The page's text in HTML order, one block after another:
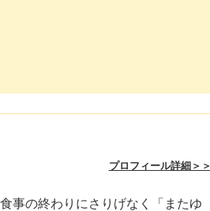
プロフィール詳細＞＞
事の終わりにさりげなく「またゆ